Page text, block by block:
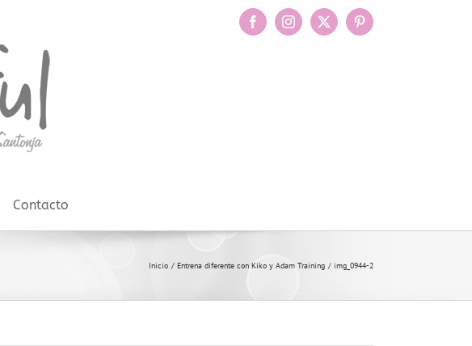
FacebookInstagram
X Pinterest
Contacto
Inicio Entrena diferente con Kiko y Adam Training img_0944-2